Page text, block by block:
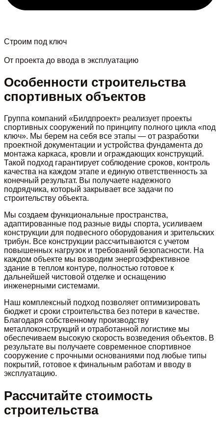
Строим под ключ
От проекта до ввода в эксплуатацию
Особенности строительства
спортивных объектов
Группа компаний «Билдпроект» реализует проекты
спортивных сооружений по принципу полного цикла «под
ключ». Мы берем на себя все этапы — от разработки
проектной документации и устройства фундамента до
монтажа каркаса, кровли и ограждающих конструкций.
Такой подход гарантирует соблюдение сроков, контроль
качества на каждом этапе и единую ответственность за
конечный результат. Вы получаете надежного
подрядчика, который закрывает все задачи по
строительству объекта.
Мы создаем функциональные пространства,
адаптированные под разные виды спорта, усиливаем
конструкции для подвесного оборудования и зрительских
трибун. Все конструкции рассчитываются с учетом
повышенных нагрузок и требований безопасности. На
каждом объекте мы возводим энергоэффективное
здание в теплом контуре, полностью готовое к
дальнейшей чистовой отделке и оснащению
инженерными системами.
Наш комплексный подход позволяет оптимизировать
бюджет и сроки строительства без потери в качестве.
Благодаря собственному производству
металлоконструкций и отработанной логистике мы
обеспечиваем высокую скорость возведения объектов. В
результате вы получаете современное спортивное
сооружение с прочными основаниями под любые типы
покрытий, готовое к финальным работам и вводу в
эксплуатацию.
Рассчитайте стоимость
строительства